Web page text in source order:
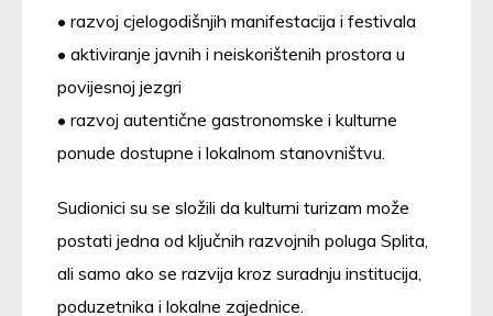
• razvoj cjelogodišnjih manifestacija i festivala
• aktiviranje javnih i neiskorištenih prostora u
povijesnoj jezgri
• razvoj autentične gastronomske i kulturne
ponude dostupne i lokalnom stanovništvu.
Sudionici su se složili da kulturni turizam može
postati jedna od ključnih razvojnih poluga Splita,
ali samo ako se razvija kroz suradnju institucija,
poduzetnika i lokalne zajednice.